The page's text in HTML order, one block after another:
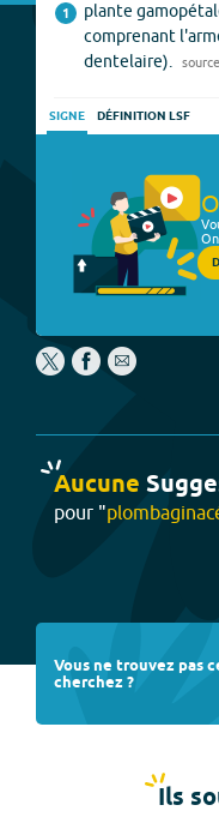
1
plante
comprenant
dentelaire).
source
SIGNE DÉFINITION LSF
Aucune
pour "
Vous ne trouvez pas
cherchez ?
Ils